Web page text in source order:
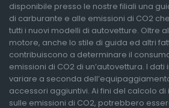
disponibile presso le nostre filiali una
di carburante e alle emissioni di CO2
tutti i nuovi modelli di autovetture. Oltre
motore, anche lo stile di guida ed altri
contribuiscono a determinare il
emissioni di CO2 di un’autovettura. I
variare a seconda
accessori aggiuntivi. Ai fini del calcolo
sulle emissioni di CO2, potrebbero